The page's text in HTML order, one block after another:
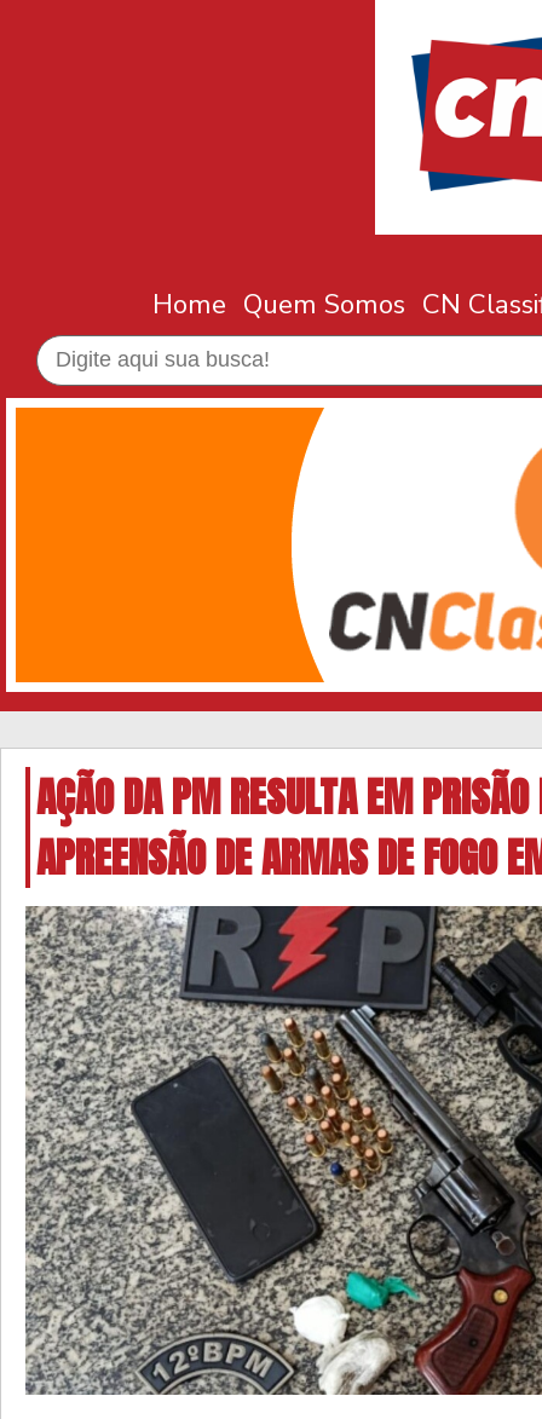
Home Quem Somos CN
AÇÃO DA PM RESULTA EM PRISÃO
APREENSÃO DE ARMAS DE FOGO